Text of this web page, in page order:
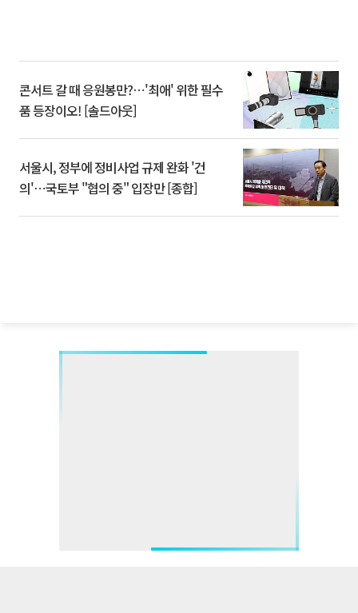
콘서트 갈 때 응원봉만?⋯'최애' 위한 필수
품 등장이오! [솔드아웃]
서울시, 정부에 정비사업 규제 완화 '건
의'⋯국토부 "협의 중" 입장만 [종합]